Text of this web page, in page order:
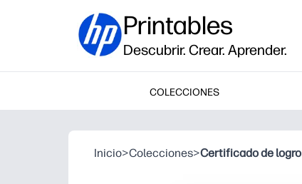
Printables
Descubrir. Crear. Aprender.
COLECCIONES
Inicio>Colecciones>Certificado de logro